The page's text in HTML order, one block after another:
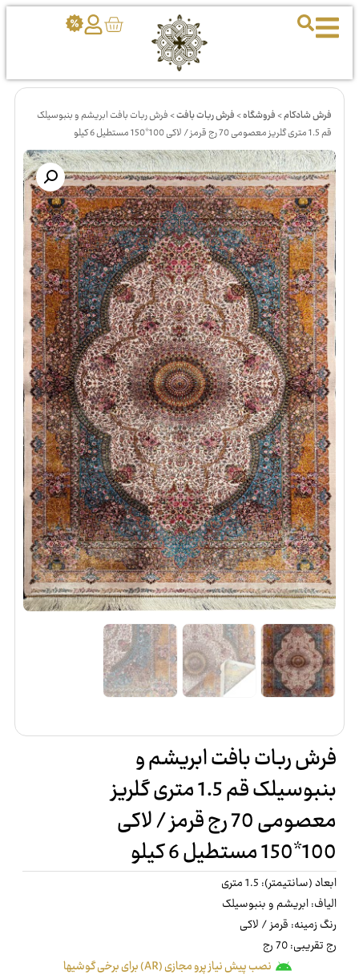
فرش شادکام>فروشگاه>فرش ربات بافت>فرش ربات بافت ابریشم و بنبوسیلک
قم 1.5 متری گلریز معصومی 70 رج قرمز / لاکی 100*150 مستطیل 6 کیلو
فرش ربات بافت ابریشم و
بنبوسیلک قم 1.5 متری گلریز
معصومی 70 رج قرمز / لاکی
100*150 مستطیل 6 کیلو
ابعاد (سانتیمتر): 1.5 متری
الیاف: ابریشم و بنبوسیلک
رنگ زمینه: قرمز / لاکی
رج تقریبی: 70 رج
نصب پیش نیاز پرو مجازی (AR) برای برخی گوشیها